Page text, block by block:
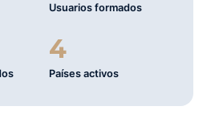
Usuarios formados
4
Países activos